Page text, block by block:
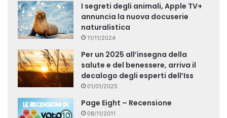
I segreti degli animali, Apple TV+
annuncia la nuova docuserie
naturalistica
11/11/2024
Per un 2025 all’insegna della
salute e del benessere, arriva il
decalogo degli esperti dell’Iss
01/01/2025
Page Eight – Recensione
08/11/2011